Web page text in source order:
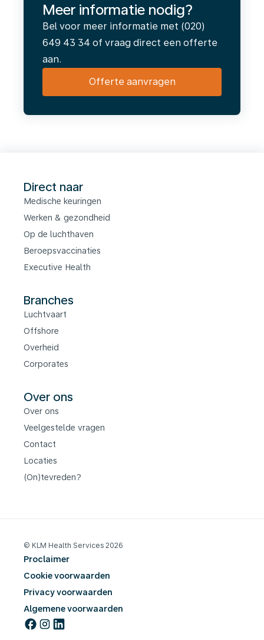
Meer informatie nodig?
Bel voor meer informatie met (020)
649 43 34 of vraag direct een offerte
aan.
Offerte aanvragen
Direct naar
Medische keuringen
Werken & gezondheid
Op de luchthaven
Beroepsvaccinaties
Executive Health
Branches
Luchtvaart
Offshore
Overheid
Corporates
Over ons
Over ons
Veelgestelde vragen
Contact
Locaties
(On)tevreden?
© KLM Health Services 2026
Proclaimer
Cookie voorwaarden
Privacy voorwaarden
Algemene voorwaarden